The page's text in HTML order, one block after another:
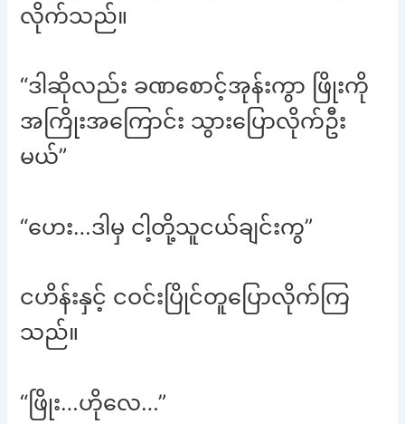
လိုက်သည်။
“ဒါဆိုလည်း ခဏစောင့်အုန်းကွာ ဖြိုးကို
အကြိုးအကြောင်း သွားပြောလိုက်ဦး
မယ်”
“ဟေး…ဒါမှ ငါ့တို့သူငယ်ချင်းကွ”
ငဟိန်းနှင့် ငဝင်းပြိုင်တူပြောလိုက်ကြ
သည်။
“ဖြိုး…ဟိုလေ…”